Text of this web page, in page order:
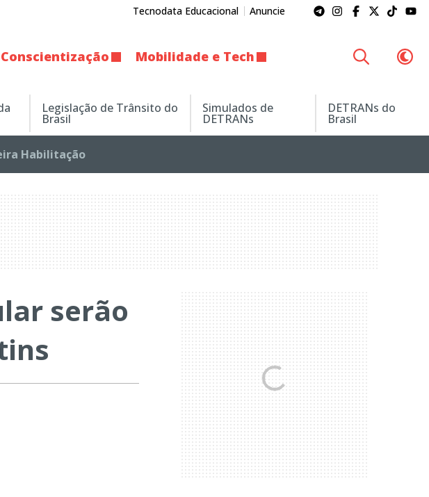
Tecnodata Educacional Anuncie
Conscientização Mobilidade e Tech
Legislação de Trânsito do
Brasil
Simulados de
DETRANs
DETRANs do
Brasil
Habilitação
serão